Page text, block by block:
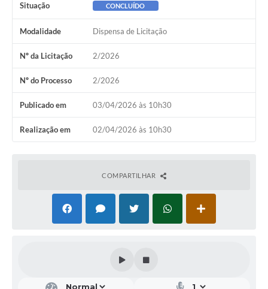
Situação CONCLUÍDO
Modalidade Dispensa de Licitação
Nº da Licitação 2/2026
Nº do Processo 2/2026
Publicado em 03/04/2026 às 10h30
Realização em 02/04/2026 às 10h30
COMPARTILHAR